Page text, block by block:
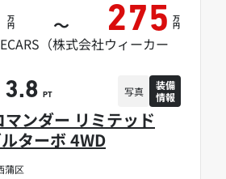
蒲区
マンダー リミテッド
ターボ 4WD
万
円 ～ 275 万
円
（株式会社ウィーカー
3.8 PT 写真
装備
情報